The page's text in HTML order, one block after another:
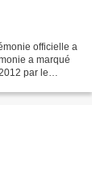
officielle a
a marqué
par le